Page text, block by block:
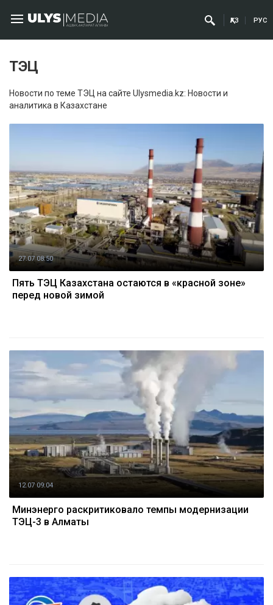
ҚАЗ РУС
ТЭЦ
Новости по теме ТЭЦ на сайте Ulysmedia.kz: Новости и
аналитика в Казахстане
27.07 08:50
Пять ТЭЦ Казахстана остаются в «красной зоне»
перед новой зимой
12.07 09:04
Минэнерго раскритиковало темпы модернизации
ТЭЦ-3 в Алматы